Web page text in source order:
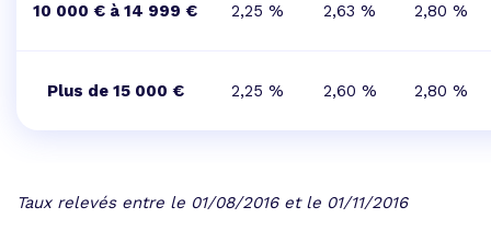
10 000 € à 14 999 € 2,25 % 2,63 % 2,80 %
Plus de 15 000 € 2,25 % 2,60 % 2,80 %
Taux relevés entre le 01/08/2016 et le 01/11/2016